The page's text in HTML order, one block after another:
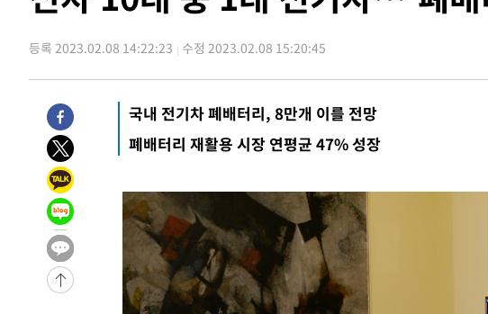
-3868초 전 >내일까지 39도 '펄펄'…기상청 "태풍 지나며 폭염 잠시 꺾인다"
-3505초 전 >트럼프, 한국계 진보 주지사 후보 맹공…"공산주의가 최대 위협"
-3483초 전 >
"美간섭에 합의 지연"…트럼프, '이란 호르무즈 통제권' 수용할까
-3초 전 >
[속보]산업장관 "李정부, 원전 반대 안해…안정 전력 위해 불가피"
21분 전 >
[속보]경찰, '홍명보 선임 논란' 대한축구협회·축구회관 등 압수수색
-24923초 전 >
-24671초 전 >
日방위성, 北이 동해로 쏜 발사체는 탄도미사일 가능성
-23101초 전 >
[속보] SKT, 에이닷 서비스 장애 발생…"원인 파악 중"
-22507초 전 >
[속보]합참 "북, 동해상으로 미상 발사체 발사"
-21903초 전 >
'낮 최고 39도' 불볕더위…한밤 열대야도 계속[내일날씨]
[속보]7~9일 프로야구 3연전도 폭염 취소…11일 재개
등록 2023.02.08 14:22:23 수정 2023.02.08 15:20:45
국내 전기차 폐배터리, 8만개 이를 전망
폐배터리 재활용 시장 연평균 47% 성장